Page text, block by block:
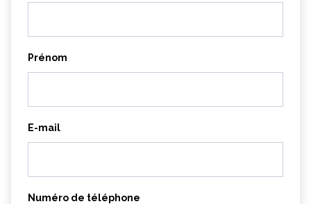
Prénom
E-mail
Numéro de téléphone